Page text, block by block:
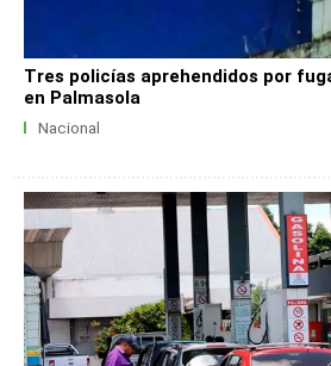
Tres policías aprehendidos por
en Palmasola
Nacional